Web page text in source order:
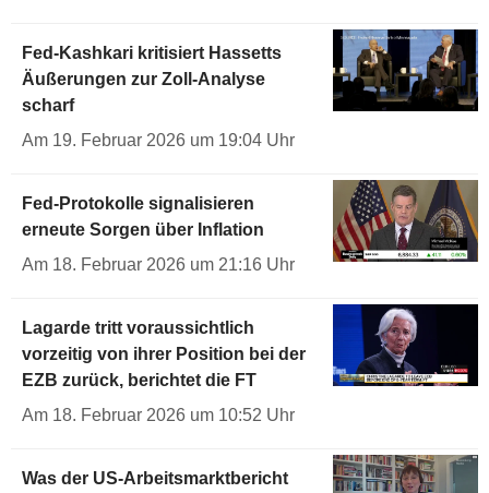
Fed-Kashkari kritisiert Hassetts
Äußerungen zur Zoll-Analyse
scharf
Am 19. Februar 2026 um 19:04 Uhr
Fed-Protokolle signalisieren
erneute Sorgen über Inflation
Am 18. Februar 2026 um 21:16 Uhr
Lagarde tritt voraussichtlich
vorzeitig von ihrer Position bei der
EZB zurück, berichtet die FT
Am 18. Februar 2026 um 10:52 Uhr
Was der US-Arbeitsmarktbericht